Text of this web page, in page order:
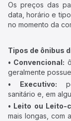
Os preços das
data, horário e
no momento da
Tipos de ônibus
• Convencional:
geralmente
• Executivo:
sanitário e, em
• Leito ou Leito-
mais longas, com